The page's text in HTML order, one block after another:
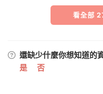
看全部
還缺少什麼你想知道的
是
否